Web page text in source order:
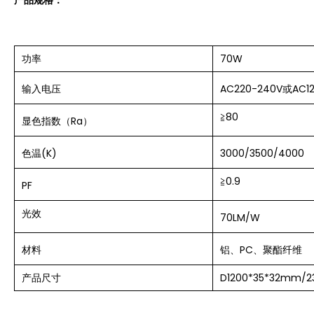
功率 70W
输入电压 AC220-240V或
显色指数（Ra） ≧80
色温(K) 3000/3500/4000
PF ≧0.9
光效 70LM/W
材料 铝、PC、 聚酯纤维
产品尺寸
D1200*35*32mm/